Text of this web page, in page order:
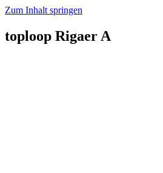
Zum Inhalt springen
toploop Rigaer A